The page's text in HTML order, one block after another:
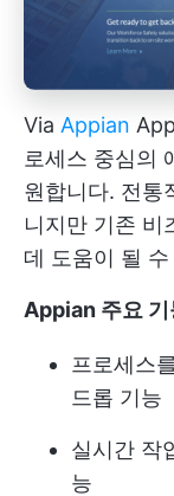
Via Appian
로세스 중심의
원합니다. 전통
니지만 기존 비
데 도움이 될
Appian 주요 기
프로세스
드롭 기능
실시간 작
능